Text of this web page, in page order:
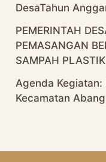
DesaTahun
PEMERINTAH
PEMASANGAN
SAMPAH PLASTIK
Agenda
Kecamatan